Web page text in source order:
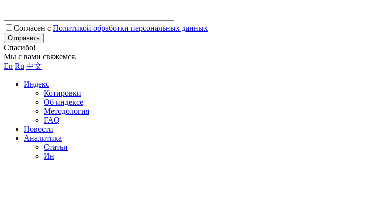
Согласен с Политикой обработки персональных данных
Отправить
Спасибо!
Мы с вами свяжемся.
En Ru 中文
Индекс
Котировки
Об индексе
Методология
FAQ
Новости
Аналитика
Статьи
Ин